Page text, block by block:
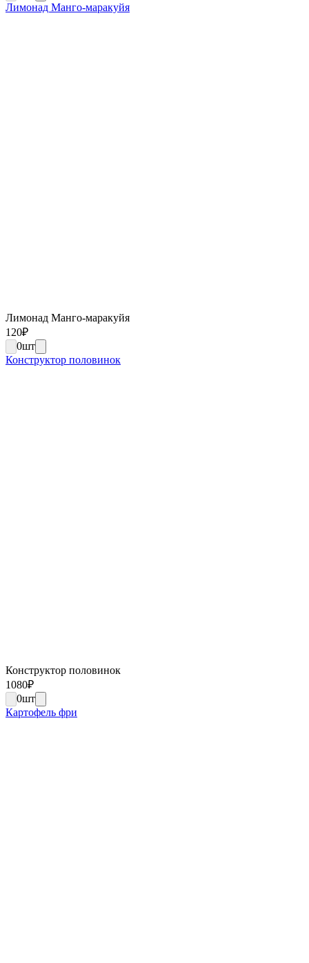
Лимонад Манго-маракуйя
Лимонад Манго-маракуйя
120₽
0шт
Конструктор половинок
Конструктор половинок
1080₽
0шт
Картофель фри